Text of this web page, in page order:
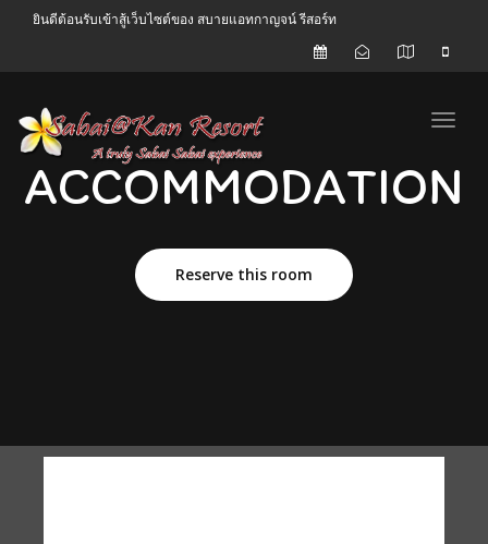
ยินดีต้อนรับเข้าสู้เว็บไซต์ของ สบายแอทกาญจน์ รีสอร์ท
ACCOMMODATION
Reserve this room